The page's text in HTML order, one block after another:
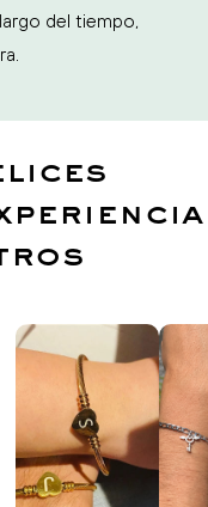
del tiempo,